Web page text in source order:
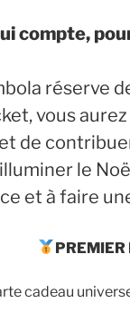
compte,
réserve
vous
de
le
et à faire
PREMIER
cadeau